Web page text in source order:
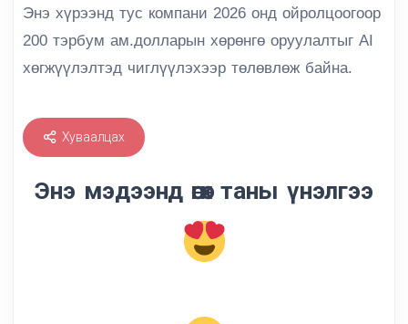
Энэ хүрээнд тус компани 2026 онд ойролцоогоор
200 тэрбум ам.долларын хөрөнгө оруулалтыг AI
хөгжүүлэлтэд чиглүүлэхээр төлөвлөж байна.
Хуваалцах
Энэ мэдээнд өгөх таны үнэлгээ